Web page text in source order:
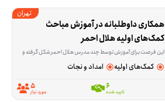
تهران
کمک‌های اولیه هلال احمر
این فرصت برای آموزش توسط چند مدرس هلال احمر شکل گرفته و تمرکز آن روی انتقال نکات کاربردی در حوزه حوادث و بحران است. داوطلبانی که در این زمینه
کمک‌های اولیه امداد و نجات
6
تایید شده 5
مورد نیاز